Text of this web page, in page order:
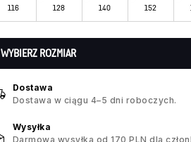
116 128 140 152
WYBIERZ ROZMIAR
Dostawa
Dostawa w ciągu 4–5 dni roboczych.
Wysyłka
Darmowa wysyłka od 170 PLN dla